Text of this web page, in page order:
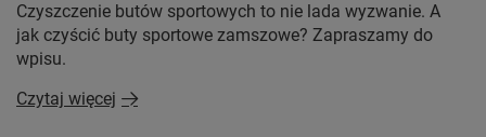
Czyszczenie butów sportowych to nie lada wyzwanie. A
jak czyścić buty sportowe zamszowe? Zapraszamy do
wpisu.
Czytaj więcej